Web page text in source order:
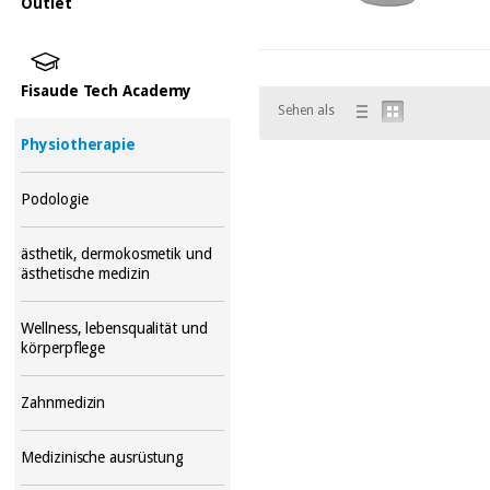
Fisaude Tech Academy
Physiotherapie
Podologie
ästhetik, dermokosmetik und
ästhetische medizin
Wellness, lebensqualität und
körperpflege
Zahnmedizin
Medizinische ausrüstung
Sehen als